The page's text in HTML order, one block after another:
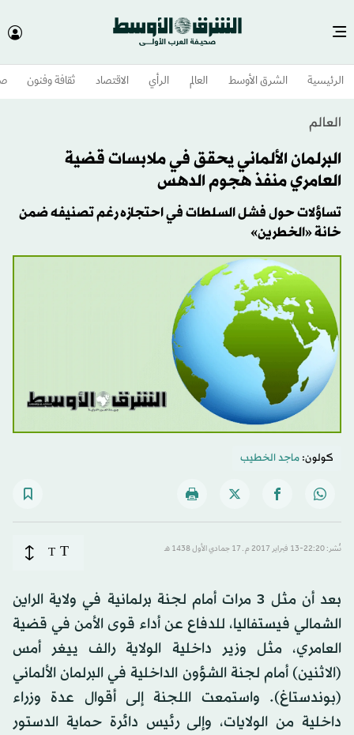
الرئيسية الشرق الأوسط​ العالم الرأي الاقتصاد ثقافة وفنون
العالم
البرلمان الألماني يحقق في ملابسات قضية
العامري منفذ هجوم الدهس
تساؤلات حول فشل السلطات في احتجازه رغم تصنيفه ضمن
خانة «الخطرين»
كولون:ماجد الخطيب
نُشر: 22:20-13 فبراير 2017 م ـ 17 جمادي الأول 1438 هـ T
T
بعد أن مثل 3 مرات أمام لجنة برلمانية في ولاية الراين
الشمالي فيستفاليا، للدفاع عن أداء قوى الأمن في قضية
العامري، مثل وزير داخلية الولاية رالف ييغر أمس
(الاثنين) أمام لجنة الشؤون الداخلية في البرلمان الألماني
(بوندستاغ). واستمعت اللجنة إلى أقوال عدة وزراء
داخلية من الولايات، وإلى رئيس دائرة حماية الدستور